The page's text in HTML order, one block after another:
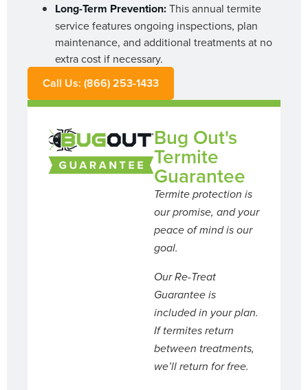
Long-Term Prevention:This annual termite
service features ongoing inspections, plan
maintenance, and additional treatments at no
extra cost if necessary.
Call Us: (866) 253-1433
Bug Out's
Termite
Guarantee
Termite protection is
our promise, and your
peace of mind is our
goal.
Our Re-Treat
Guarantee is
included in your plan.
If termites return
between treatments,
we’ll return for free.